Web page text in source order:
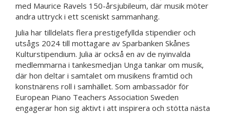
med Maurice Ravels 150-årsjubileum, där musik möter
andra uttryck i ett sceniskt sammanhang.
Julia har tilldelats flera prestigefyllda stipendier och
utsågs 2024 till mottagare av Sparbanken Skånes
Kulturstipendium. Julia är också en av de nyinvalda
medlemmarna i tankesmedjan Unga tankar om musik,
där hon deltar i samtalet om musikens framtid och
konstnärens roll i samhället. Som ambassadör för
European Piano Teachers Association Sweden
engagerar hon sig aktivt i att inspirera och stötta nästa